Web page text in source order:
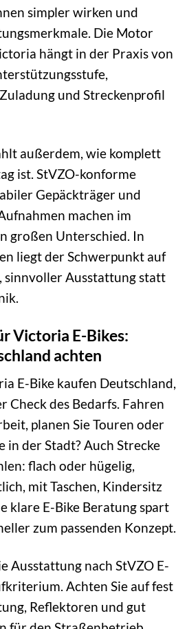
simpler wirken und
Die Motor
hängt in der Praxis von
und Streckenprofil
außerdem, wie komplett
ist. StVZO-konforme
Gepäckträger und
machen im
großen Unterschied. In
liegt der Schwerpunkt auf
Ausstattung statt
Victoria E-Bikes:
achten
E-Bike kaufen Deutschland,
Check des Bedarfs. Fahren
planen Sie Touren oder
in der Stadt? Auch Strecke
flach oder hügelig,
mit Taschen, Kindersitz
klare E-Bike Beratung spart
zum passenden Konzept.
Ausstattung nach StVZO E-
Achten Sie auf fest
Reflektoren und gut